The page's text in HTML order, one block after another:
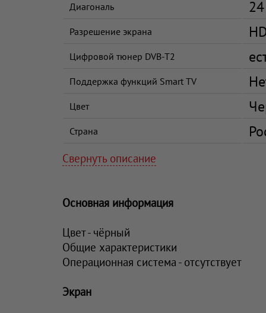
Диагональ
Разрешение экрана
Цифровой тюнер DVB-T2
Поддержка функций Smart TV
Цвет
Страна
Свернуть описание
Основная информация
Цвет - чёрный
Общие характеристики
Операционная система - отсутствует
Экран